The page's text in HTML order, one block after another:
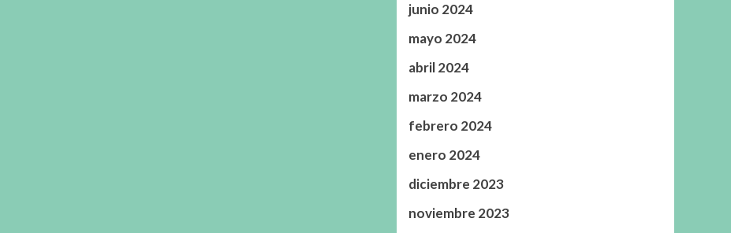
junio 2024
mayo 2024
abril 2024
marzo 2024
febrero 2024
enero 2024
diciembre 2023
noviembre 2023